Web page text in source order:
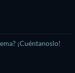
¡Cuéntanoslo!